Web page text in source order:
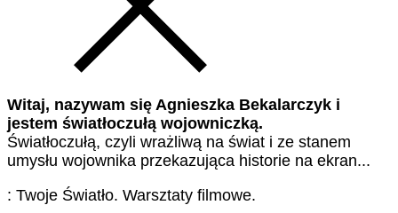
Witaj, nazywam się Agnieszka Bekalarczyk i
jestem światłoczułą wojowniczką.
Światłoczułą, czyli wrażliwą na świat i ze stanem
umysłu wojownika przekazująca historie na ekran...
: Twoje Światło. Warsztaty filmowe.